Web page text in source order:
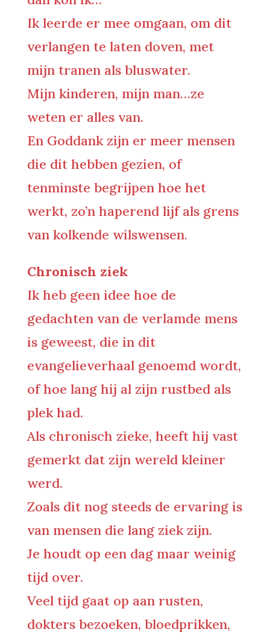
Ik leerde er mee omgaan, om dit
verlangen te laten doven, met
mijn tranen als bluswater.
Mijn kinderen, mijn man…ze
weten er alles van.
En Goddank zijn er meer mensen
die dit hebben gezien, of
tenminste begrijpen hoe het
werkt, zo’n haperend lijf als grens
van kolkende wilswensen.
Chronisch ziek
Ik heb geen idee hoe de
gedachten van de verlamde mens
is geweest, die in dit
evangelieverhaal genoemd wordt,
of hoe lang hij al zijn rustbed als
plek had.
Als chronisch zieke, heeft hij vast
gemerkt dat zijn wereld kleiner
werd.
Zoals dit nog steeds de ervaring is
van mensen die lang ziek zijn.
Je houdt op een dag maar weinig
tijd over.
Veel tijd gaat op aan rusten,
dokters bezoeken, bloedprikken,